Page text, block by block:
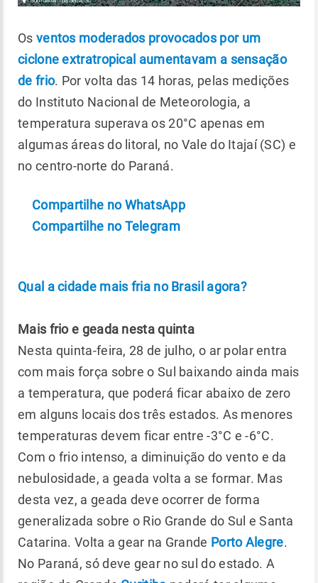
Os ventos moderados provocados por um
ciclone extratropical aumentavam a sensação
de frio. Por volta das 14 horas, pelas medições
do Instituto Nacional de Meteorologia, a
temperatura superava os 20°C apenas em
algumas áreas do litoral, no Vale do Itajaí (SC) e
no centro-norte do Paraná.
Compartilhe no WhatsApp
Compartilhe no Telegram
Qual a cidade mais fria no Brasil agora?
Mais frio e geada nesta quinta
Nesta quinta-feira, 28 de julho, o ar polar entra
com mais força sobre o Sul baixando ainda mais
a temperatura, que poderá ficar abaixo de zero
em alguns locais dos três estados. As menores
temperaturas devem ficar entre -3°C e -6°C.
Com o frio intenso, a diminuição do vento e da
nebulosidade, a geada volta a se formar. Mas
desta vez, a geada deve ocorrer de forma
generalizada sobre o Rio Grande do Sul e Santa
Catarina. Volta a gear na Grande Porto Alegre.
No Paraná, só deve gear no sul do estado. A